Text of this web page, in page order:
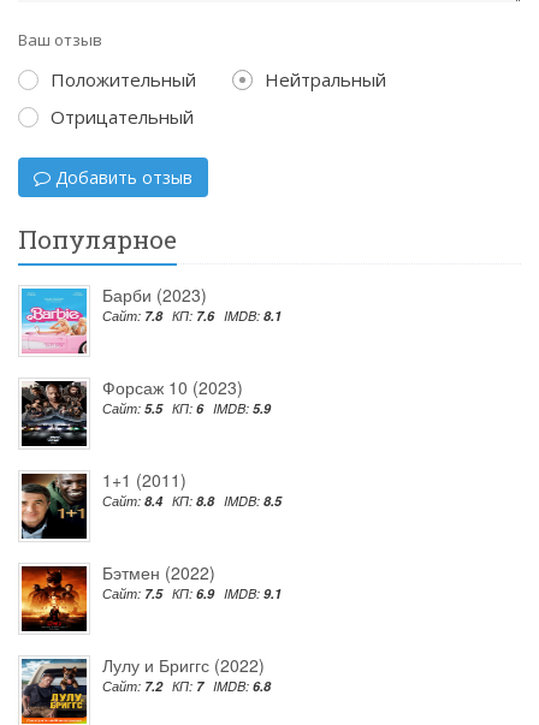
Ваш отзыв
Положительный
Нейтральный
Отрицательный
Добавить отзыв
Популярное
Барби (2023)
Сайт: 7.8 КП: 7.6 IMDB: 8.1
Форсаж 10 (2023)
Сайт: 5.5 КП: 6 IMDB: 5.9
1+1 (2011)
Сайт: 8.4 КП: 8.8 IMDB: 8.5
Бэтмен (2022)
Сайт: 7.5 КП: 6.9 IMDB: 9.1
Лулу и Бриггс (2022)
Сайт: 7.2 КП: 7 IMDB: 6.8